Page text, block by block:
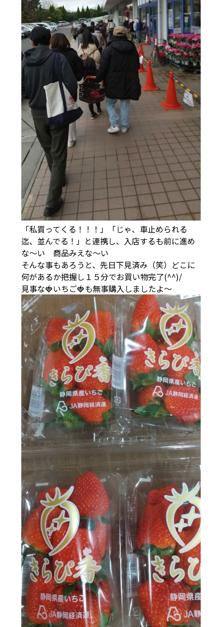
「私買ってくる！！！」「じゃ、車止められる
迄、並んでる！」と連携し、入店するも前に進め
な～い 商品みえな～い
そんな事もあろうと、先日下見済み（笑）どこに
何があるか把握し１５分でお買い物完了(^^)/
見事な🍓いちご🍓も無事購入しましたよ～